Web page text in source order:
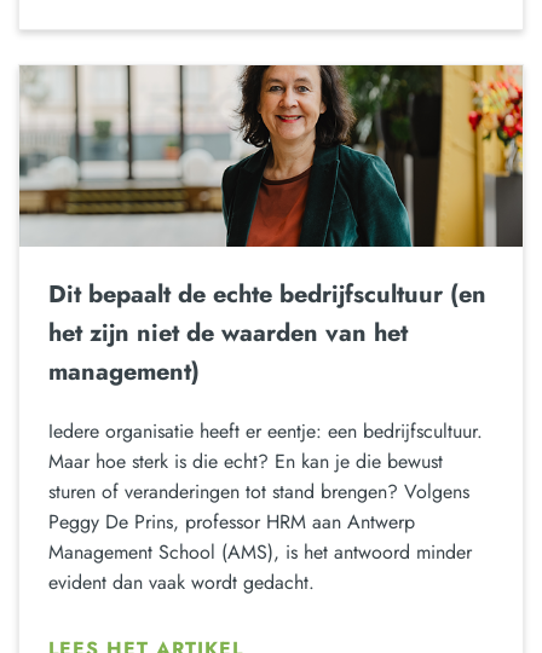
Dit bepaalt de echte bedrijfscultuur (en
het zijn niet de waarden van het
management)
Iedere organisatie heeft er eentje: een bedrijfscultuur.
Maar hoe sterk is die echt? En kan je die bewust
sturen of veranderingen tot stand brengen? Volgens
Peggy De Prins, professor HRM aan Antwerp
Management School (AMS), is het antwoord minder
evident dan vaak wordt gedacht.